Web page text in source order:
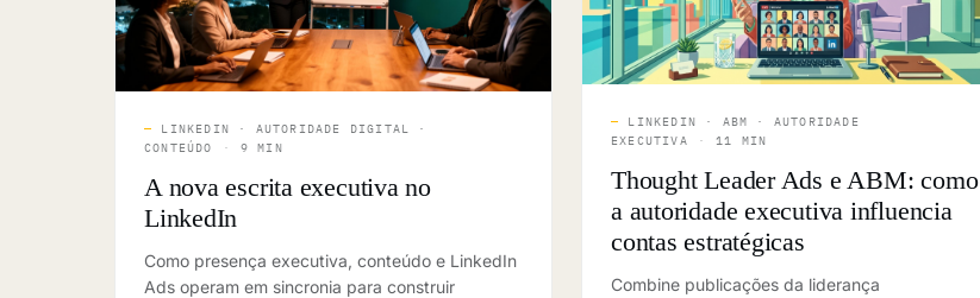
— LINKEDIN · AUTORIDADE DIGITAL ·
CONTEÚDO
· 9 MIN
A nova escrita executiva no
LinkedIn
Como presença executiva, conteúdo e LinkedIn
Ads operam em sincronia para construir
— LINKEDIN · ABM · AUTORIDADE
EXECUTIVA
· 11 MIN
Thought Leader Ads e ABM: como
a autoridade executiva influencia
contas estratégicas
Combine publicações da liderança